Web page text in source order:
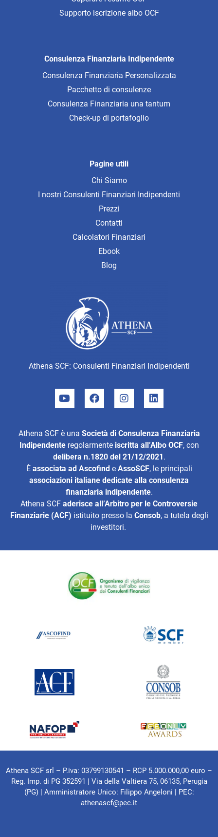
Athena SCF: Consulenti Finanziari Indipendenti
Pagine utili
Chi Siamo
I nostri Consulenti Finanziari Indipendenti
Prezzi
Contatti
Calcolatori Finanziari
Ebook
Blog
Consulenza Finanziaria Indipendente
Consulenza Finanziaria Personalizzata
Pacchetto di consulenze
Consulenza Finanziaria una tantum
Check-up di portafoglio
Supporto iscrizione albo OCF
Athena SCF è una Società di Consulenza Finanziaria
Indipendenteregolarmente iscritta all’Albo OCF, con
delibera n.1820 del 21/12/2021.
È associata ad Ascofinde AssoSCF, le principali
associazioni italiane dedicate alla consulenza
finanziaria indipendente.
Athena SCF aderisce all’Arbitro per le Controversie
Finanziarie (ACF) istituito presso la Consob, a tutela degli
investitori.
Athena SCF srl – P.iva: 03799130541 – RCP 5.000.000,00 euro –
Reg. Imp. di PG 352591 | Via della Valtiera 75, 06135, Perugia
(PG) | Amministratore Unico: Filippo Angeloni | PEC:
athenascf@pec.it